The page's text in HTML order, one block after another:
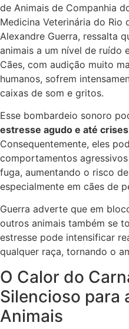
de Animais de Companhia
Medicina Veterinária do Rio
Alexandre Guerra, ressalta
animais a um nível de ruído
Cães, com audição muito
humanos, sofrem
caixas de som e gritos.
Esse bombardeio sonoro
estresse agudo e até
Consequentemente, eles
comportamentos
fuga, aumentando o risco
especialmente em cães de
Guerra adverte que em
outros animais também se
estresse pode intensificar
qualquer raça, tornando o
O Calor do
Silencioso para
Animais